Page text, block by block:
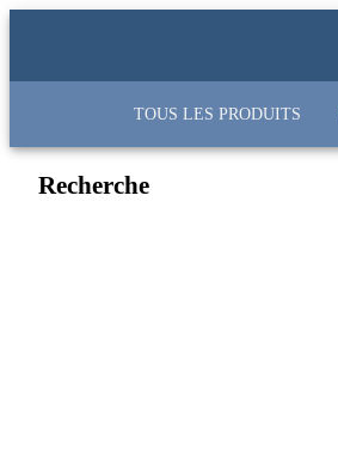
TOUS LES PRODUITS
Recherche